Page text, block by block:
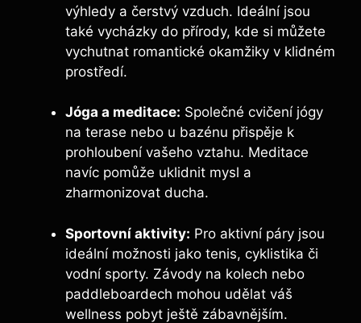
výhledy a čerstvý vzduch. Ideální jsou
také vycházky do přírody, kde si můžete
vychutnat romantické okamžiky v klidném
prostředí.
Jóga a meditace: Společné cvičení jógy
na terase nebo u bazénu přispěje k
prohloubení vašeho vztahu. Meditace
navíc pomůže uklidnit mysl a
zharmonizovat ducha.
Sportovní aktivity: Pro aktivní páry jsou
ideální možnosti jako tenis, cyklistika či
vodní sporty. Závody na kolech nebo
paddleboardech mohou udělat váš
wellness pobyt ještě zábavnějším.